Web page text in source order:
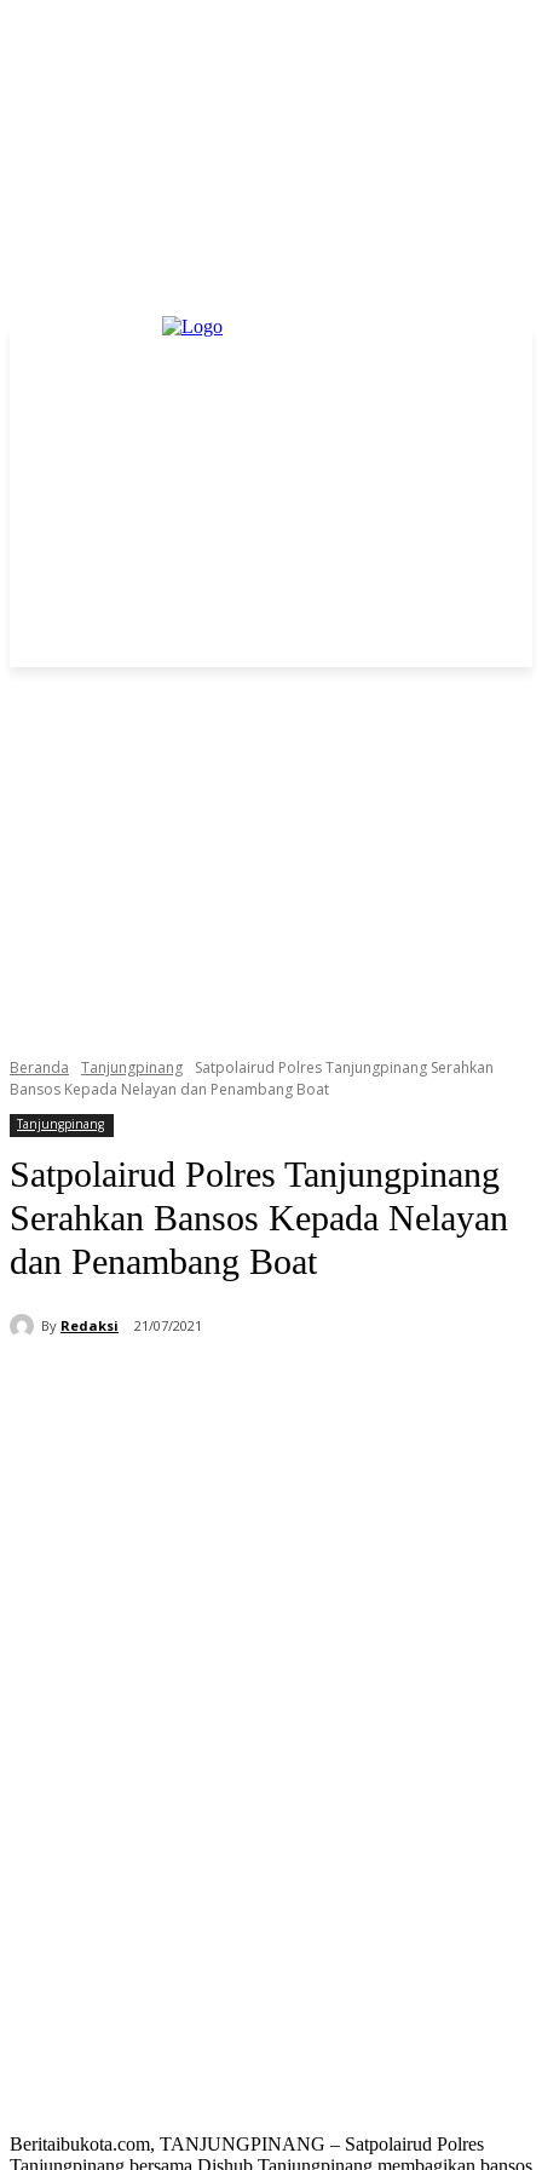
Beranda Tanjungpinang
Satpolairud Polres Tanjungpinang Serahkan
Bansos Kepada Nelayan dan Penambang Boat
Tanjungpinang
Satpolairud Polres Tanjungpinang
Serahkan Bansos Kepada Nelayan
dan Penambang Boat
By Redaksi 21/07/2021
Beritaibukota.com, TANJUNGPINANG – Satpolairud Polres
Tanjungpinang bersama Dishub Tanjungpinang membagikan bansos